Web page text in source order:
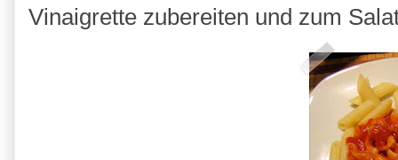
Vinaigrette zubereiten und zum